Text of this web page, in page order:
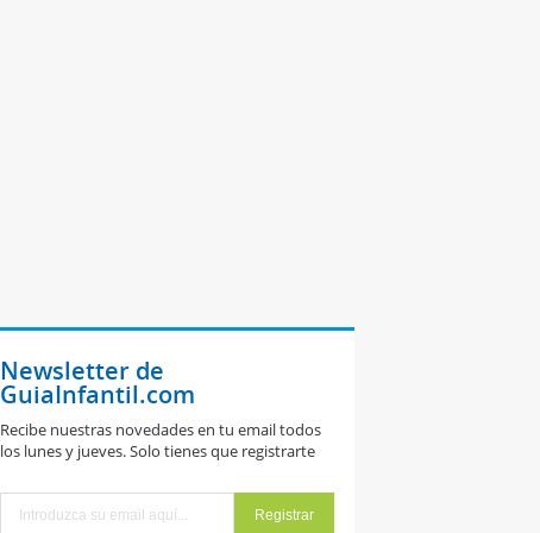
Newsletter de
GuiaInfantil.com
Recibe nuestras novedades en tu email todos
los lunes y jueves. Solo tienes que registrarte